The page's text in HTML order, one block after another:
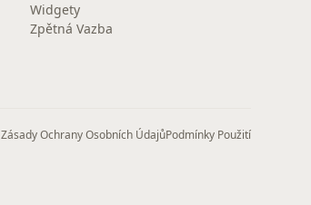
Widgety
Zpětná Vazba
Zásady Ochrany Osobních ÚdajůPodmínky Použití